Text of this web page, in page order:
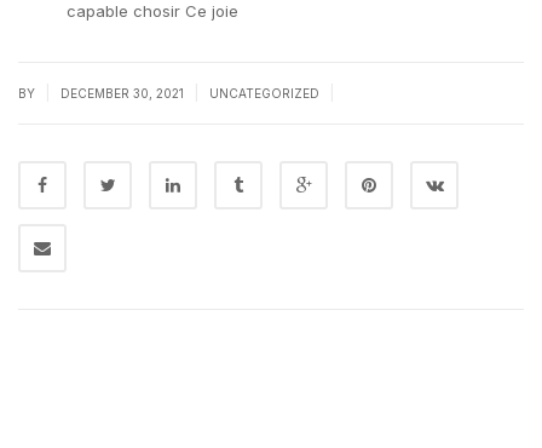
capable chosir Ce joie
BY DECEMBER 30, 2021 UNCATEGORIZED